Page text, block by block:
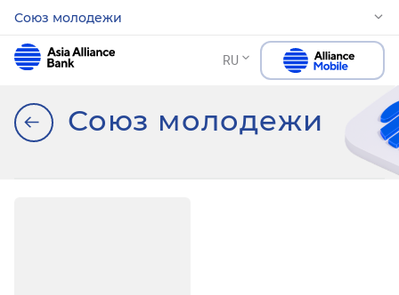
Союз молодежи
RU
Союз молодежи